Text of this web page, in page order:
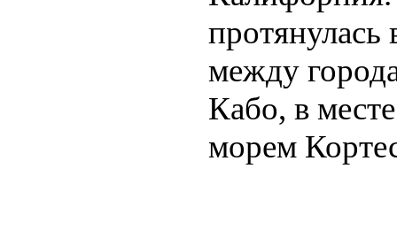
между
Кабо, в
морем